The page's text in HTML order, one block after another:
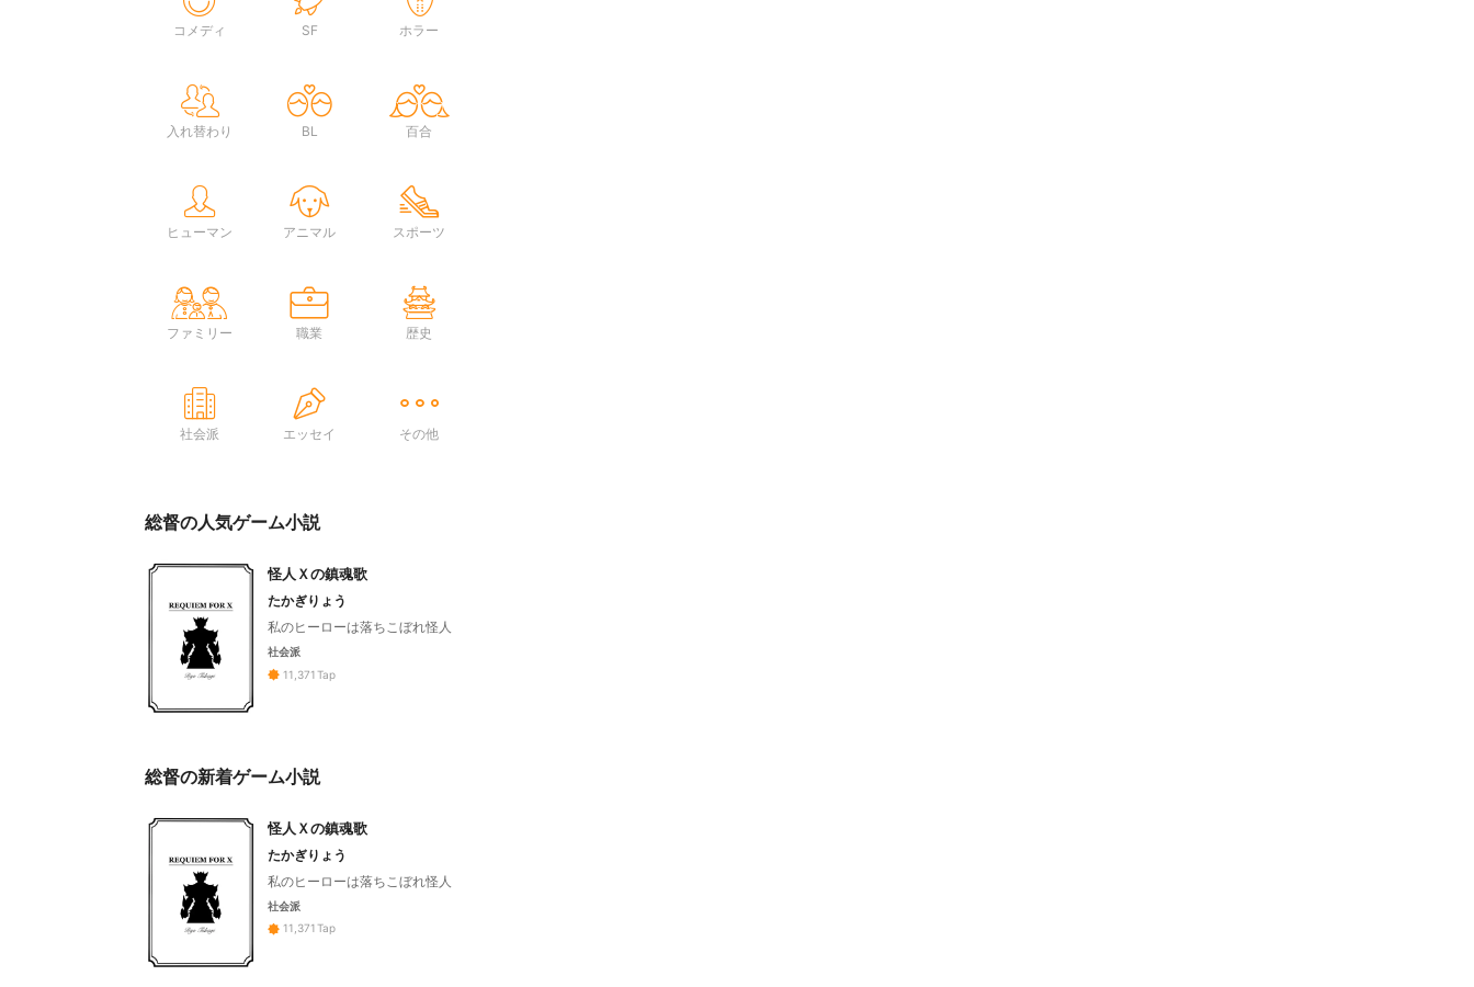
コメディ SF ホラー
入れ替わり BL 百合
ヒューマン アニマル スポーツ
ファミリー 職業 歴史
社会派 エッセイ その他
総督の人気ゲーム小説
怪人Ｘの鎮魂歌
たかぎりょう
私のヒーローは落ちこぼれ怪人
社会派
11,371Tap
総督の新着ゲーム小説
怪人Ｘの鎮魂歌
たかぎりょう
私のヒーローは落ちこぼれ怪人
社会派
11,371 Tap